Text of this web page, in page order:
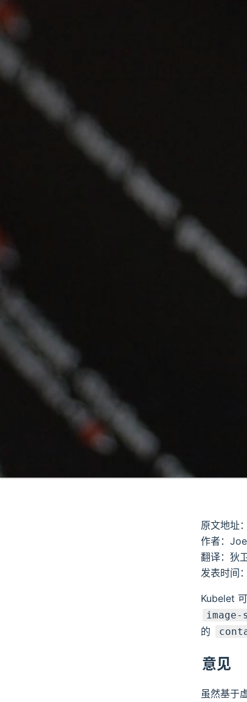
原文地址：
作者：
翻译：狄
发表时间
Kubelet
的
意见
虽然基于